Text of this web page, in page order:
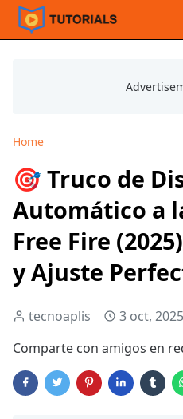
Home
🎯 Truco de
Automático a
Free Fire
y Ajuste
tecnoaplis
3 oct, 2025
Comparte con amigos en